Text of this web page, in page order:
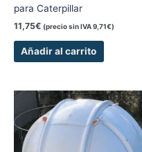
para Caterpillar
11,75€ (precio sin IVA9,71€)
Añadir al carrito